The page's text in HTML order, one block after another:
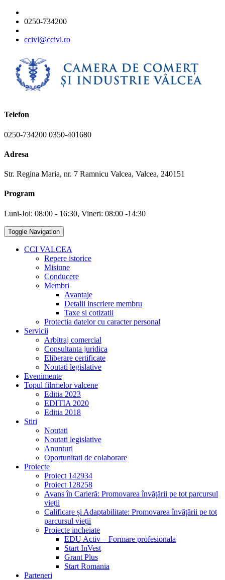
0250-734200
ccivl@ccivl.ro
Telefon
0250-734200 0350-401680
Adresa
Str. Regina Maria, nr. 7 Ramnicu Valcea, Valcea, 240151
Program
Luni-Joi: 08:00 - 16:30, Vineri: 08:00 -14:30
Toggle Navigation
CCI VALCEA
Repere istorice
Misiune
Conducere
Membri
Avantaje
Detalii inscriere membru
Taxe si cotizatii
Protectia datelor cu caracter personal
Servicii
Arbitraj comercial
Consultanta juridica
Eliberare certificate
Noutati legislative
Evenimente
Topul filrmelor valcene
Editia 2023
EDITIA 2020
Editia 2018
Stiri
Noutati
Noutati legislative
Anunturi
Oportunitati de colaborare
Proiecte
Proiect 142934
Proiect 128258
Avans în Carieră: Promovarea învățării pe tot parcursul
vieții
Calificare și Adaptabilitate: Promovarea învățării pe tot
parcursul vieții
Proiecte incheiate
EDU Activ – Formare profesionala
Start InVest
Grant Plus
Start Romania
Parteneri